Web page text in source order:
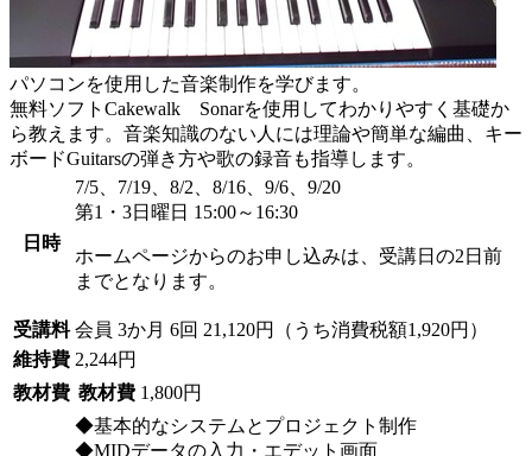
パソコンを使用した音楽制作を学びます。
無料ソフトCakewalk Sonarを使用してわかりやすく基礎か
ら教えます。音楽知識のない人には理論や簡単な編曲、キー
ボードGuitarsの弾き方や歌の録音も指導します。
日時
7/5、7/19、8/2、8/16、9/6、9/20
第1・3日曜日 15:00～16:30
ホームページからのお申し込みは、受講日の2日前
までとなります。
受講料 会員 3か月 6回 21,120円（うち消費税額1,920円）
維持費 2,244円
教材費 教材費 1,800円
◆基本的なシステムとプロジェクト制作
◆MIDデータの入力・エデット画面